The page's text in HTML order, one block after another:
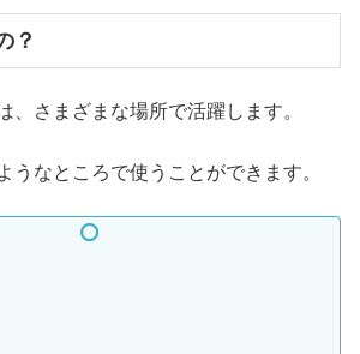
？
、さまざまな場所で活躍します。
うなところで使うことができます。